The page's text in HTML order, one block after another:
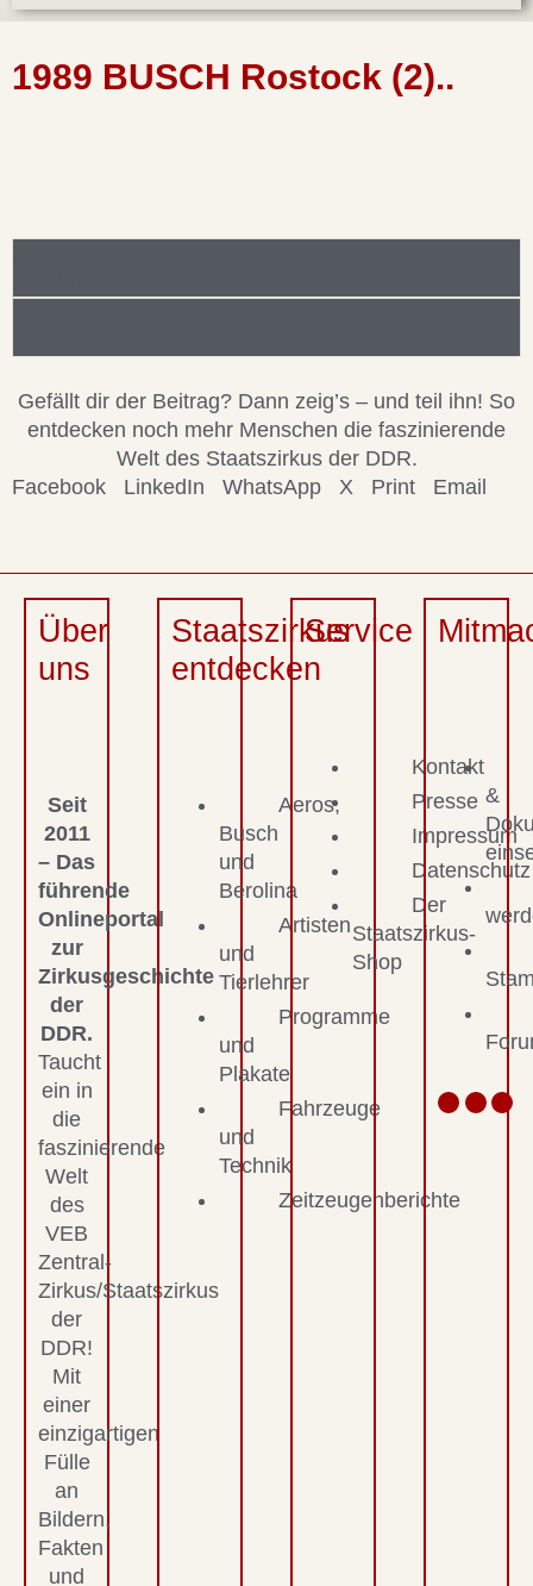
1989 BUSCH Rostock (2)..
Gefällt dir der Beitrag? Dann zeig’s – und teil ihn! So
entdecken noch mehr Menschen die faszinierende
Welt des Staatszirkus der DDR.
Facebook
LinkedIn WhatsApp X Print Email
Über
uns
Seit
2011
– Das
führende
Onlineportal
zur
Zirkusgeschichte
der
DDR.
Taucht
ein in
die
faszinierende
Welt
des
VEB
Zentral-
Zirkus/Staatszirkus
der
DDR!
Mit
einer
einzigartigen
Fülle
an
Bildern,
Fakten
und
Staatszirkus
entdecken
Aeros,
Busch
und
Berolina
Artisten
und
Tierlehrer
Programme
und
Plakate
Fahrzeuge
und
Technik
Zeitzeugenberichte
Service
Kontakt
Presse
Impressum
Datenschutz
Der
Staatszirkus-
Shop
&